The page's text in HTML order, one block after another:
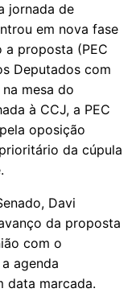
jornada de
em nova fase
a proposta (PEC
Deputados com
mesa do
à CCJ, a PEC
oposição
da cúpula
Davi
da proposta
com o
agenda
data marcada.